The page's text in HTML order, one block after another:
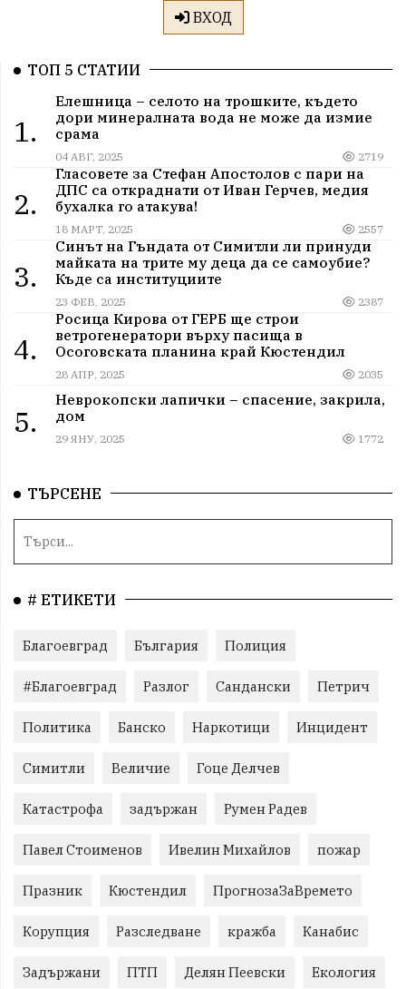
ВХОД
ТОП 5 СТАТИИ
1.
Елешница – селото на трошките, където
дори минералната вода не може да измие
срама
04 АВГ, 2025 2719
2.
Гласовете за Стефан Апостолов с пари на
ДПС са откраднати от Иван Герчев, медия
бухалка го атакува!
18 МАРТ, 2025 2557
3.
Синът на Гъндата от Симитли ли принуди
майката на трите му деца да се самоубие?
Къде са институциите
23 ФЕВ, 2025 2387
4.
Росица Кирова от ГЕРБ ще строи
ветрогенератори върху пасища в
Осоговската планина край Кюстендил
28 АПР, 2025 2035
5.
Неврокопски лапички – спасение, закрила,
дом
29 ЯНУ, 2025 1772
ТЪРСЕНЕ
# ЕТИКЕТИ
Благоевград България Полиция
#Благоевград Разлог Сандански Петрич
Политика Банско Наркотици Инцидент
Симитли Величие Гоце Делчев
Катастрофа задържан Румен Радев
Павел Стоименов Ивелин Михайлов пожар
Празник Кюстендил ПрогнозаЗаВремето
Корупция Разследване кражба Канабис
Задържани ПТП Делян Пеевски Екология